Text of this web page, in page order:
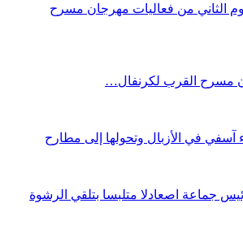
الثاني من فعاليات مهرجان مسرح
مسرح القرب لكرنفال…
جماعة اصعادلا متلبسا بتلقي الرشوة